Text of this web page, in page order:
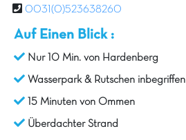
0031(0)523638260
Auf Einen Blick :
Nur 10 Min. von Hardenberg
Wasserpark & Rutschen inbegriffen
15 Minuten von Ommen
Überdachter Strand